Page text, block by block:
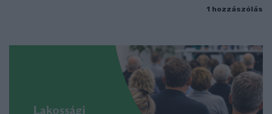
1 hozzászólás